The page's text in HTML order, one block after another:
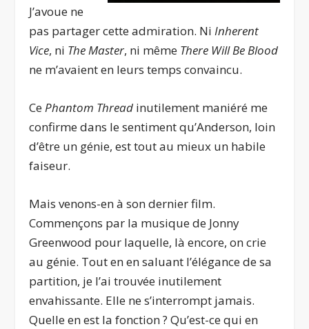
J’avoue ne
pas partager cette admiration. NiInherent
Vice, ni The Master, ni même There Will Be Blood
ne m’avaient en leurs temps convaincu.
CePhantom Thread inutilement maniéré me
confirme dans le sentiment qu’Anderson, loin
d’être un génie, est tout au mieux un habile
faiseur.
Mais venons-en à son dernier film.
Commençons par la musique de Jonny
Greenwood pour laquelle, là encore, on crie
au génie. Tout en en saluant l’élégance de sa
partition, je l’ai trouvée inutilement
envahissante. Elle ne s’interrompt jamais.
Quelle en est la fonction ? Qu’est-ce qui en